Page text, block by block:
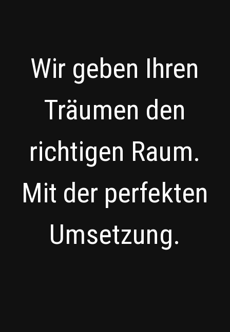
Wir geben Ihren
Träumen den
richtigen Raum.
Mit der perfekten
Umsetzung.